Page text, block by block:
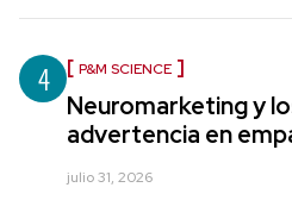
4 P&M SCIENCE
Neuromarketing y
advertencia en
julio 31, 2026